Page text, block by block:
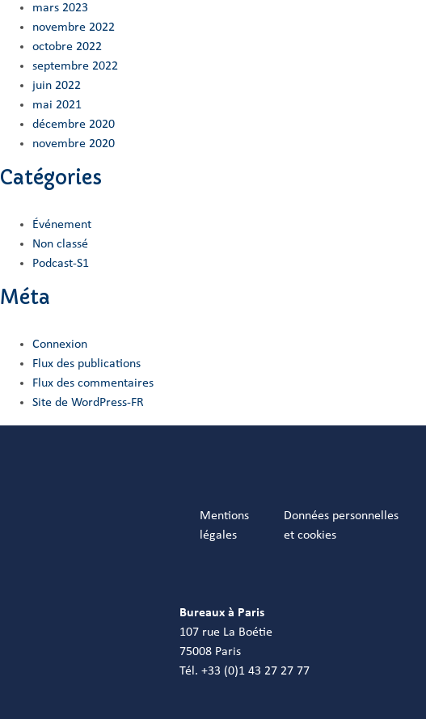
mars 2023
novembre 2022
octobre 2022
septembre 2022
juin 2022
mai 2021
décembre 2020
novembre 2020
Catégories
Événement
Non classé
Podcast-S1
Méta
Connexion
Flux des publications
Flux des commentaires
Site de WordPress-FR
Mentions
légales
Données personnelles
et cookies
Bureaux à Paris
107 rue La Boétie
75008 Paris
Tél. +33 (0)1 43 27 27 77